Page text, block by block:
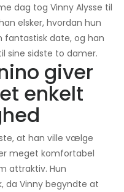
dag tog Vinny Alysse til
elsker, hvordan hun
fantastisk date, og han
sine sidste to damer.
giver
enkelt
at han ville vælge
meget komfortabel
attraktiv. Hun
da Vinny begyndte at